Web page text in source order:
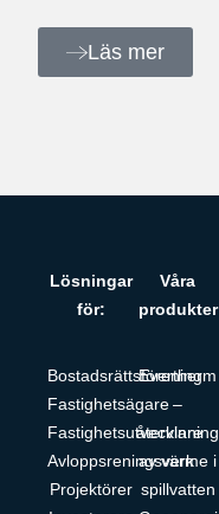
Läs mer
Lösningar
för:
Bostadsrättsförening
Fastighetsägare
Fastighetsutvecklare
Avloppsreningsverk
Projektörer
Våra
produkter
Evertherm
–
återvinning
av värme i
spillvatten